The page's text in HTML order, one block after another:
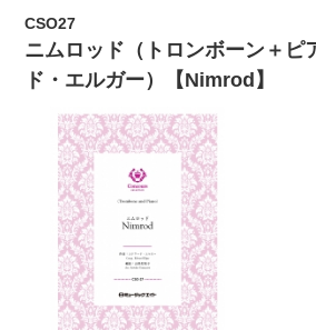
CSO27
ニムロッド（トロンボーン＋ピ
ド・エルガー）【Nimrod】